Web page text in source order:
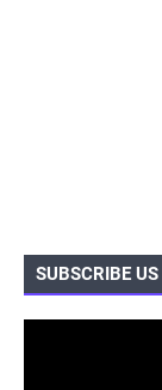
SUBSCRIBE US